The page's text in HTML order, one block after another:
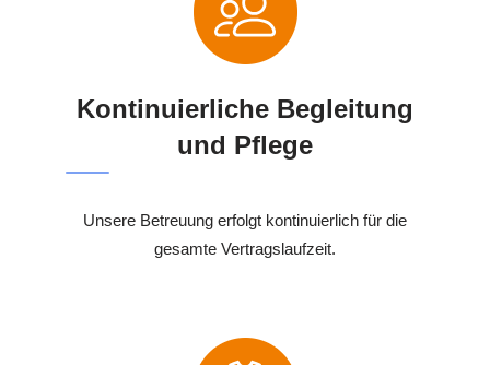
Kontinuierliche Begleitung
und Pflege
Unsere Betreuung erfolgt kontinuierlich für die
gesamte Vertragslaufzeit.